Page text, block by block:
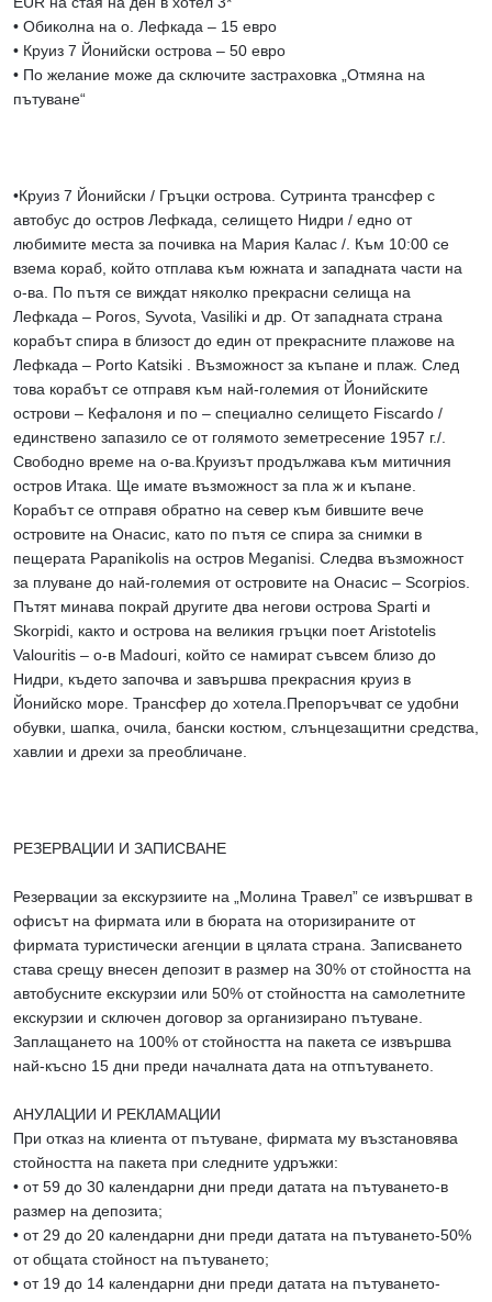
• Обиколна на о. Лефкада – 15 евро
• Круиз 7 Йонийски острова – 50 евро
• По желание може да сключите застраховка „Отмяна на
пътуване“
•Круиз 7 Йонийски / Гръцки острова. Сутринта трансфер с
автобус до остров Лефкада, селището Нидри / едно от
любимите места за почивка на Мария Калас /. Към 10:00 се
взема кораб, който отплава към южната и западната части на
о-ва. По пътя се виждат няколко прекрасни селища на
Лефкада – Poros, Syvota, Vasiliki и др. От западната страна
корабът спира в близост до един от прекрасните плажове на
Лефкада – Porto Katsiki . Възможност за къпане и плаж. След
това корабът се отправя към най-големия от Йонийските
острови – Кефалоня и по – специално селището Fiscardo /
единствено запазило се от голямото земетресение 1957 г./.
Свободно време на о-ва.Круизът продължава към митичния
остров Итака. Ще имате възможност за пла ж и къпане.
Корабът се отправя обратно на север към бившите вече
островите на Онасис, като по пътя се спира за снимки в
пещерата Papanikolis на остров Meganisi. Следва възможност
за плуване до най-големия от островите на Онасис – Scorpios.
Пътят минава покрай другите два негови острова Sparti и
Skorpidi, както и острова на великия гръцки поет Aristotelis
Valouritis – о-в Madouri, който се намират съвсем близо до
Нидри, където започва и завършва прекрасния круиз в
Йонийско море. Трансфер до хотела.Препоръчват се удобни
обувки, шапка, очила, бански костюм, слънцезащитни средства,
хавлии и дрехи за преобличане.
РЕЗЕРВАЦИИ И ЗАПИСВАНЕ
Резервации за екскурзиите на „Молина Травел” се извършват в
офисът на фирмата или в бюрата на оторизираните от
фирмата туристически агенции в цялата страна. Записването
става срещу внесен депозит в размер на 30% от стойността на
автобусните екскурзии или 50% от стойността на самолетните
екскурзии и сключен договор за организирано пътуване.
Заплащането на 100% от стойността на пакета се извършва
най-късно 15 дни преди началната дата на отпътуването.
АНУЛАЦИИ И РЕКЛАМАЦИИ
При отказ на клиента от пътуване, фирмата му възстановява
стойността на пакета при следните удръжки:
• от 59 до 30 календарни дни преди датата на пътуването-в
размер на депозита;
• от 29 до 20 календарни дни преди датата на пътуването-50%
от общата стойност на пътуването;
• от 19 до 14 календарни дни преди датата на пътуването-